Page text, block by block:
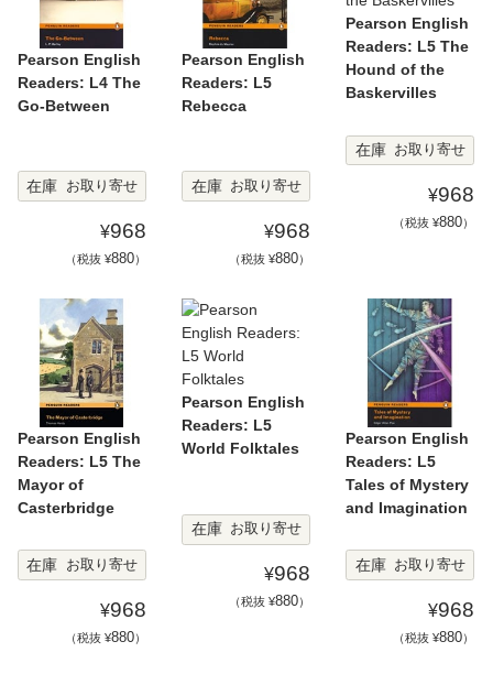
Pearson English
Readers: L4 The
Go-Between
在庫 お取り寄せ
¥968
（税抜 ¥880）
Pearson English
Readers: L5
Rebecca
在庫 お取り寄せ
¥968
（税抜 ¥880）
Pearson English
Readers: L5 The
Hound of the
Baskervilles
在庫 お取り寄せ
¥968
（税抜 ¥880）
Pearson English
Readers: L5 The
Mayor of
Casterbridge
在庫 お取り寄せ
¥968
（税抜 ¥880）
Pearson English
Readers: L5
World Folktales
在庫 お取り寄せ
¥968
（税抜 ¥880）
Pearson English
Readers: L5
Tales of Mystery
and Imagination
在庫 お取り寄せ
¥968
（税抜 ¥880）